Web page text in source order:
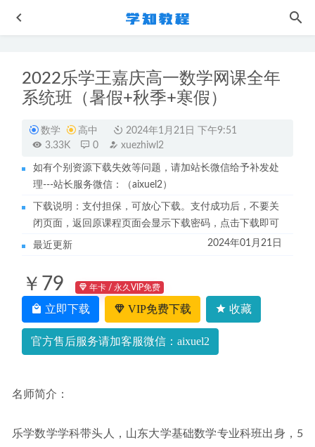
2022乐学王嘉庆高一数学网课全年
系统班（暑假+秋季+寒假）
数学 高中
2024年1月21日 下午9:51
3.33K
0 xuezhiwl2
如有个别资源下载失效等问题，请加站长微信给予补发处
理---站长服务微信：（aixuel2）
下载说明：支付担保，可放心下载。支付成功后，不要关
闭页面，返回原课程页面会显示下载密码，点击下载即可
最近更新 2024年01月21日
￥79 年卡 / 永久VIP免费
立即下载 VIP免费下载 收藏
官方售后服务请加客服微信：aixuel2
名师简介：
乐学数学学科带头人，山东大学基础数学专业科班出身，5
作业帮王瑾高三化学a全年班（暑/秋/寒/春班/密训班）
2023-10-03
2022年陈焕文高考语文全程班教学课程-视频教程+讲义资料
2022-08-02
安男男高中数学教程导数专项训练视频教程 2022-08-08
民诉/行政等
2022-11-30
作业帮2023王瑾高三化学a班寒春班高考化学二三轮复习教
程 2023-06-29